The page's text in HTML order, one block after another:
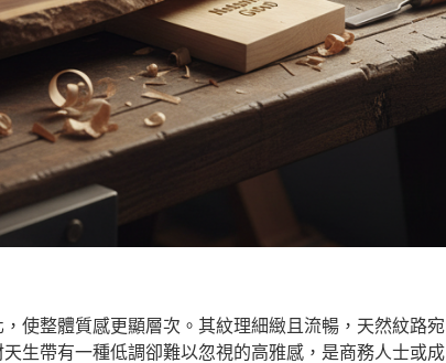
使整體質感更顯層次。其紋理細緻且流暢，天然紋路宛
生帶有一種低調卻難以忽視的高雅感，是商務人士或成